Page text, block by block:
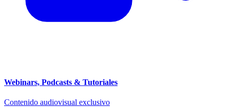
Webinars, Podcasts & Tutoriales
Contenido audiovisual exclusivo